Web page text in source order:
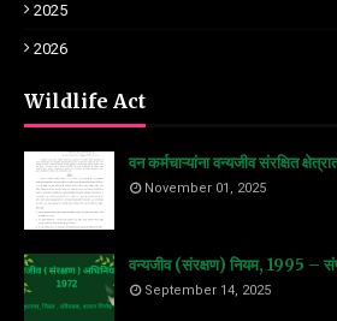
2025
2026
Wildlife Act
वन कर्मचाऱ्यांना वन्यजीव संरक्षित
November 01, 2025
वन्यजीव (संरक्षण) नियम, 1995 –
September 14, 2025